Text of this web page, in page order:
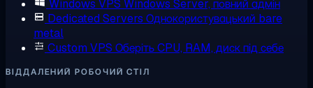
Windows VPS Windows Server, повний адмін
Dedicated Servers Однокористувацький bare
metal
Custom VPS Оберіть CPU, RAM, диск під себе
ВІДДАЛЕНИЙ РОБОЧИЙ СТІЛ